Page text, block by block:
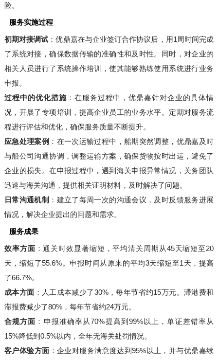
险。
服务实施过程
初期对接调试 ：优鼎嘉在与企业签订合作协议后，用1周时间完成
了系统对接，确保数据传输的准确性和及时性。同时，对企业的
相关人员进行了系统操作培训，使其能够熟练使用系统进行业务
申报。
过程中的优化措施：在服务过程中，优鼎嘉针对企业的具体情
况，开展了专项培训，提高企业员工的业务水平。定期对服务流
程进行评估和优化，确保服务质量不断提升。
应急处理案例 ：在一次运输过程中，船期突然调整，优鼎嘉及时
与船公司沟通协调，调整运输方案，确保货物按时出运，避免了
企业的损失。在申报过程中，遇到海关申报异常情况，关务团队
迅速与海关沟通，提供相关证明材料，及时解决了问题。
日常沟通机制 ：建立了每周一次的沟通会议，及时反馈服务进展
情况，解决企业提出的问题和需求。
服务成果
效率方面 ：通关时效显著缩短，平均清关周期从45天缩短至20
天，缩短了55.6%。申报时间从原来的平均3天缩短至1天，提高
了66.7%。
成本方面 ：人工成本减少了30%，每年节省约15万元。滞港费和
滞报费减少了80%，每年节省约24万元。
合规方面 ：申报准确率从70%提高到99%以上，单证差错率从
15%降低到0.5%以内，全年无海关处罚情况。
客户体验方面 ：企业对服务满意度达到95%以上，并与优鼎嘉续